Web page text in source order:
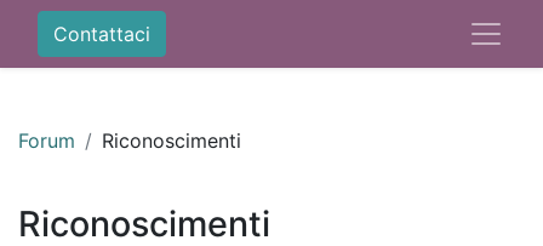
Contattaci
Forum Riconoscimenti
Riconoscimenti